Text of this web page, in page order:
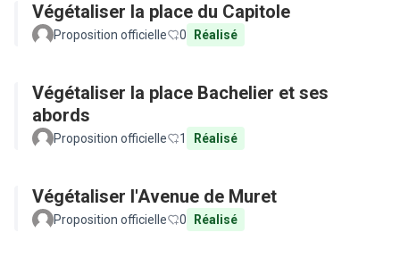
Végétaliser la place du Capitole
Proposition officielle 0 Réalisé
Végétaliser la place Bachelier et ses
abords
Proposition officielle 1 Réalisé
Végétaliser l'Avenue de Muret
Proposition officielle 0 Réalisé